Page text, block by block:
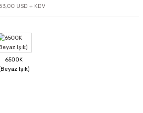
USD + KDV